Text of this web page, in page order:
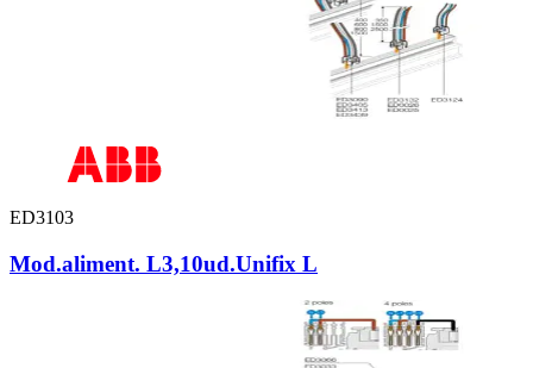
ED3103
Mod.aliment. L3,10ud.Unifix L